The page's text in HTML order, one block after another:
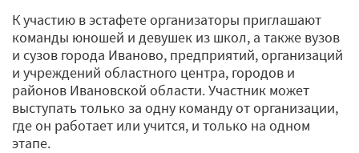
К участию в эстафете организаторы приглашают
команды юношей и девушек из школ, а также вузов
и сузов города Иваново, предприятий, организаций
и учреждений областного центра, городов и
районов Ивановской области. Участник может
выступать только за одну команду от организации,
где он работает или учится, и только на одном
этапе.